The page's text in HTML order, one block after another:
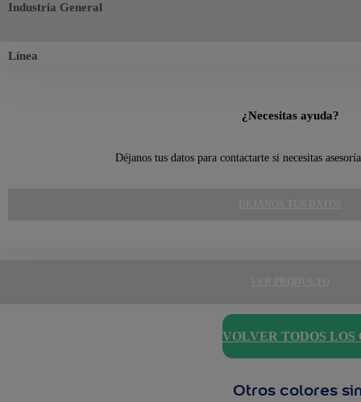
Industria General
Línea
¿Necesitas ayuda?
Déjanos tus datos para contactarte si necesitas
VOLVER TODOS LOS
Otros colores